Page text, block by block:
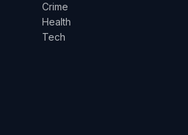
Crime
Health
Tech